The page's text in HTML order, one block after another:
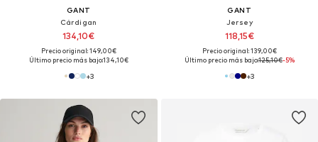
GANT
Cárdigan
134,10€
Precio original: 149,00€
Último precio más bajo:134,10€
+3
GANT
Jersey
118,15€
Precio original: 139,00€
Último precio más bajo:125,10€-5%
+3